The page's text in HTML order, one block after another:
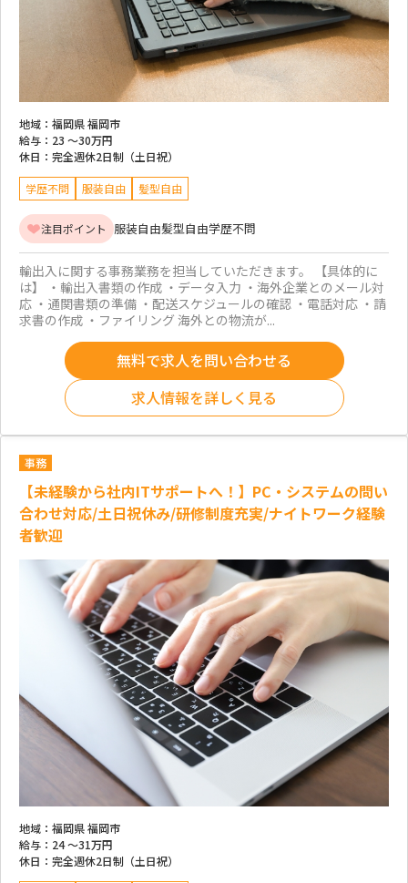
地域： 福岡県 福岡市
給与： 23 ～30万円
休日： 完全週休2日制（土日祝）
学歴不問 服装自由 髪型自由
注目ポイント 服装自由髪型自由学歴不問
輸出入に関する事務業務を担当していただきます。 【具体的に
は】 ・輸出入書類の作成 ・データ入力 ・海外企業とのメール対
応 ・通関書類の準備 ・配送スケジュールの確認 ・電話対応 ・請
求書の作成 ・ファイリング 海外との物流が...
無料で求人を問い合わせる
求人情報を詳しく見る
事務
【未経験から社内ITサポートへ！】PC・システムの問い
合わせ対応/土日祝休み/研修制度充実/ナイトワーク経験
者歓迎
地域： 福岡県 福岡市
給与： 24 ～31万円
休日： 完全週休2日制（土日祝）